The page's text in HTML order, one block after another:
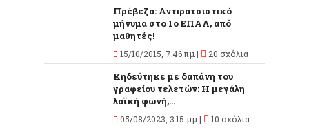
Πρέβεζα: Αντιρατσιστικό
μήνυμα στο 1ο ΕΠΑΛ, από
μαθητές!
15/10/2015, 7:46 πμ | 20 σχόλια
Κηδεύτηκε με δαπάνη του
γραφείου τελετών: Η μεγάλη
λαϊκή φωνή,...
05/08/2023, 3:15 μμ | 10 σχόλια